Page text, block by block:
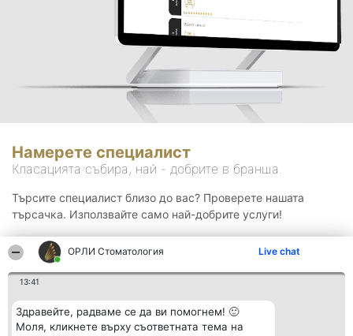
ОРЛИ Стоматология Live chat
13:41
Здравейте, радваме се да ви помогнем! 🙂
Моля, кликнете върху съответната тема на
Намерете специалист
Класацията събира, най - добрите в бранша.
Търсите специалист близо до вас? Проверете нашата
търсачка. Използвайте само най-добрите услуги!